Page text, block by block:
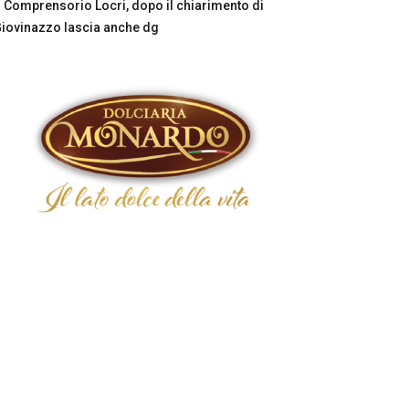
Comprensorio Locri, dopo il chiarimento di
lascia anche dg